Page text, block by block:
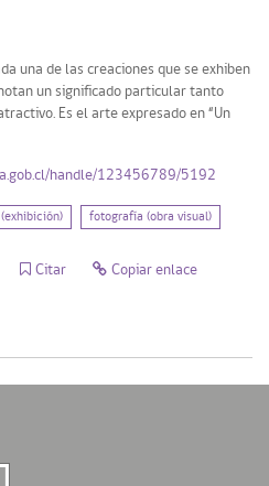
una de las creaciones que se exhiben
un significado particular tanto
Es el arte expresado en “Un
handle/123456789/5192
fotografía (obra visual)
Citar Copiar enlace